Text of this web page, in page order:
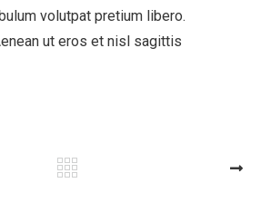
volutpat pretium libero.
ut eros et nisl sagittis
NEXT